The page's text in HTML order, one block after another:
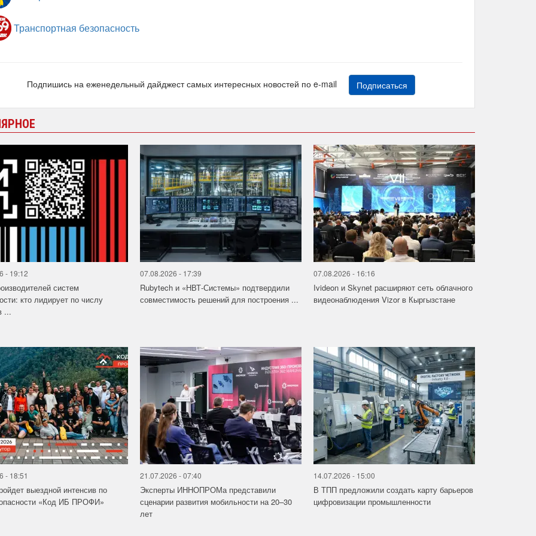
Транспортная безопасность
Подпишись на еженедельный дайджест самых интересных новостей по e-mail Подписаться
- 19:12
систем
кто лидирует по числу
...
07.08.2026 - 17:39
Rubytech и «НВТ-Системы» подтвердили
совместимость решений для построения ...
07.08.2026 - 16:16
Ivideon и Skynet расширяют сеть облачного
видеонаблюдения Vizor в Кыргызстане
- 18:51
выездной интенсив по
«Код ИБ ПРОФИ»
21.07.2026 - 07:40
Эксперты ИННОПРОМа представили
сценарии развития мобильности на 20–30
лет
14.07.2026 - 15:00
В ТПП предложили создать карту барьеров
цифровизации промышленности